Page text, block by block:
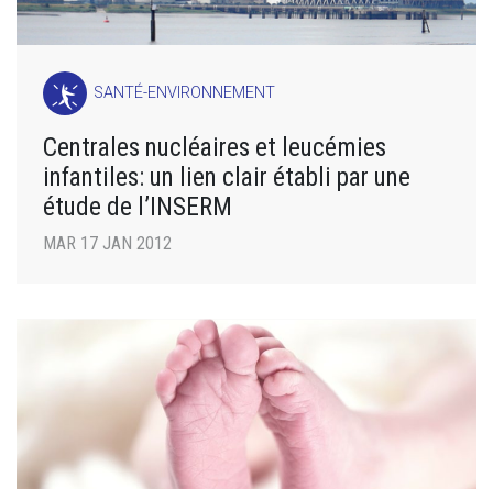
SANTÉ-ENVIRONNEMENT
Centrales nucléaires et leucémies
infantiles: un lien clair établi par une
étude de l’INSERM
MAR 17 JAN 2012